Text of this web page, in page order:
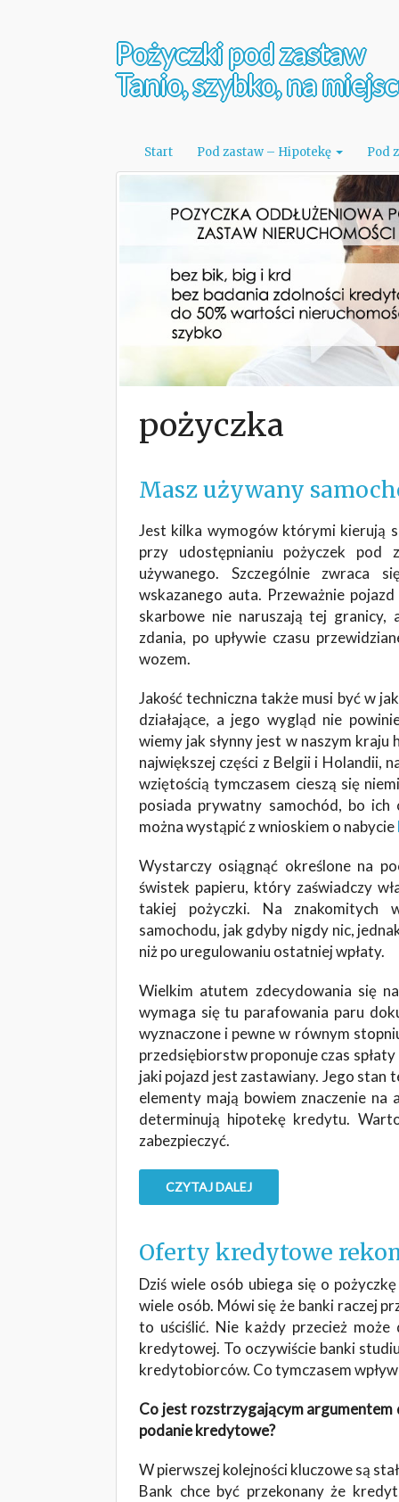
Pożyczki pod zastaw
Tanio, szybko, na
Start Pod zastaw – Hipotekę Pod
pożyczka
Masz używany
Jest kilka wymogów którymi kierują
przy udostępnianiu pożyczek pod
używanego. Szczególnie zwraca
wskazanego auta. Przeważnie
skarbowe nie naruszają tej granicy,
zdania, po upływie czasu
wozem.
Jakość techniczna także musi być w
działające, a jego wygląd nie
wiemy jak słynny jest w naszym kraju
największej części z Belgii i Holandii,
wziętością tymczasem cieszą się
posiada prywatny samochód, bo
można wystąpić z wnioskiem o nabycie
Wystarczy osiągnąć określone na
świstek papieru, który zaświadczy
takiej pożyczki. Na znakomitych
samochodu, jak gdyby nigdy nic,
niż po uregulowaniu ostatniej wpłaty.
Wielkim atutem zdecydowania się
wymaga się tu parafowania paru
wyznaczone i pewne w równym
przedsiębiorstw proponuje czas
jaki pojazd jest zastawiany. Jego stan
elementy mają bowiem znaczenie
determinują hipotekę kredytu.
zabezpieczyć.
CZYTAJ DALEJ
Oferty kredytowe
Dziś wiele osób ubiega się o
wiele osób. Mówi się że banki raczej
to uściślić. Nie każdy przecież
kredytowej. To oczywiście banki
kredytobiorców. Co tymczasem
Co jest rozstrzygającym argumentem
podanie kredytowe?
W pierwszej kolejności kluczowe są
Bank chce być przekonany że